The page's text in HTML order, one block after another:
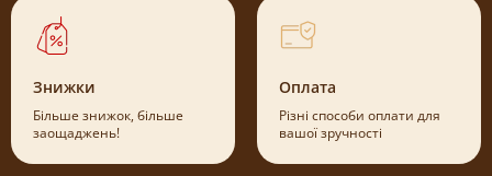
Знижки
Більше знижок, більше
заощаджень!
Оплата
Різні способи оплати для
вашої зручності